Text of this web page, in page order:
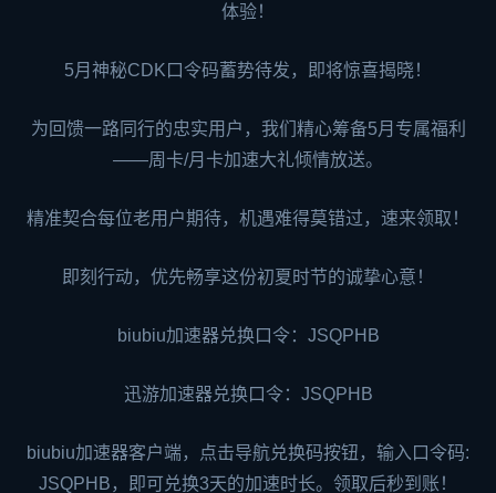
体验！
5月神秘CDK口令码蓄势待发，即将惊喜揭晓！
为回馈一路同行的忠实用户，我们精心筹备5月专属福利
——周卡/月卡加速大礼倾情放送。
精准契合每位老用户期待，机遇难得莫错过，速来领取！
即刻行动，优先畅享这份初夏时节的诚挚心意！
biubiu加速器兑换口令：JSQPHB
迅游加速器兑换口令：JSQPHB
biubiu加速器客户端，点击导航兑换码按钮，输入口令码:
JSQPHB，即可兑换3天的加速时长。领取后秒到账！